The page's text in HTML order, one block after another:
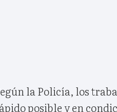
la Policía, los
posible y en